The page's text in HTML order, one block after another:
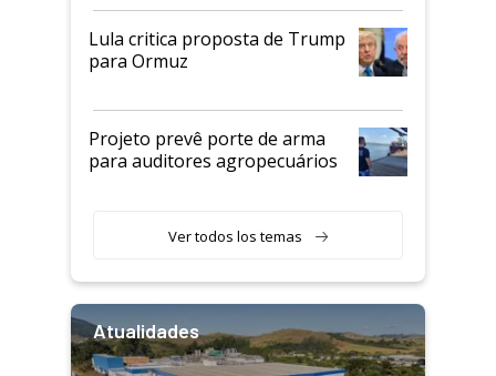
Lula critica proposta de Trump
para Ormuz
Projeto prevê porte de arma
para auditores agropecuários
Ver todos los temas
Atualidades